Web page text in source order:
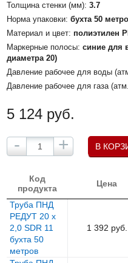
Толщина стенки (мм): 3.7
Норма упаковки: бухта 50
Материал и цвет: полиэтилен
Маркерные полосы: синие для
диаметра 20)
Давление рабочее для воды
Давление рабочее для газа
5 124 руб.
- + В
Код
продукта
Цена
Труба ПНД
РЕДУТ 20 х
2,0 SDR 11
бухта 50
метров
1 392 руб.